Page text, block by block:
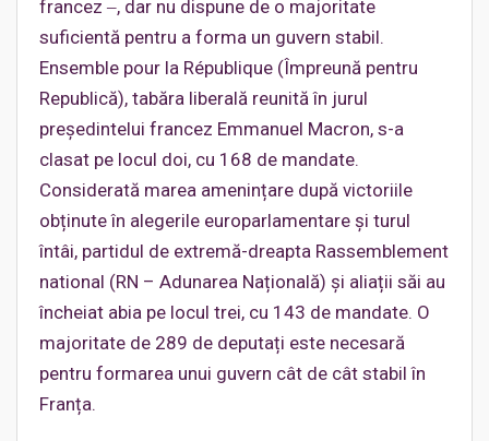
francez ‒, dar nu dispune de o majoritate
suficientă pentru a forma un guvern stabil.
Ensemble pour la République (Împreună pentru
Republică), tabăra liberală reunită în jurul
președintelui francez Emmanuel Macron, s-a
clasat pe locul doi, cu 168 de mandate.
Considerată marea amenințare după victoriile
obținute în alegerile europarlamentare și turul
întâi, partidul de extremă-dreapta Rassemblement
national (RN – Adunarea Națională) și aliații săi au
încheiat abia pe locul trei, cu 143 de mandate. O
majoritate de 289 de deputați este necesară
pentru formarea unui guvern cât de cât stabil în
Franța.